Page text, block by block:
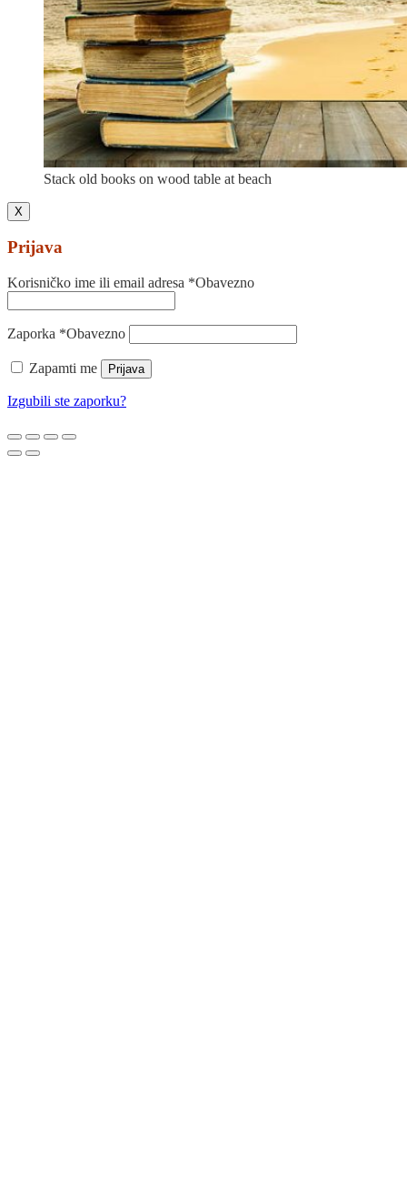
Stack old books on wood table at beach
X
Prijava
Korisničko ime ili email adresa *Obavezno
Zaporka *Obavezno
Zapamti me Prijava
Izgubili ste zaporku?